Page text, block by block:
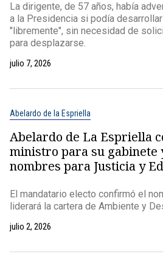
La dirigente, de 57 años, había
a la Presidencia si podía
"libremente", sin necesidad de
para desplazarse.
julio 7, 2026
Abelardo de la Espriella
Abelardo de La Espriella
ministro para su gabinete
nombres para Justicia y
El mandatario electo confirmó el
liderará la cartera de Ambiente y
julio 2, 2026